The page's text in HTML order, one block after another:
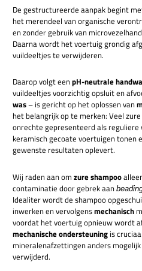
De gestructureerde aanpak begint
het merendeel van organische
en zonder gebruik van
Daarna wordt het voertuig grondig
vuildeeltjes te verwijderen.
Daarop volgt eenpH-neutrale
vuildeeltjes voorzichtig opsluit en
was– is gericht op het oplossen van
het belangrijk op te merken: Veel
onrechte gepresenteerd als
keramisch gecoate voertuigen tonen
gewenste resultaten oplevert.
Wij raden aan om zure shampoo
contaminatie door gebrek aan
Idealiter wordt de shampoo
inwerken en vervolgensmechanisch
voordat het voertuig opnieuw wordt
mechanische ondersteuning is
mineralenafzettingen anders
verwijderd.